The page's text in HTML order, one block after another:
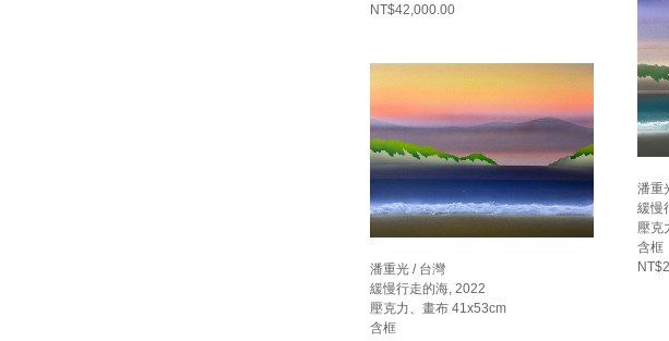
NT$42,000.00
潘重光 / 台灣
緩慢行走的海, 2022
壓克力、畫布 41x53cm
含框
潘重
緩慢
壓克
含框